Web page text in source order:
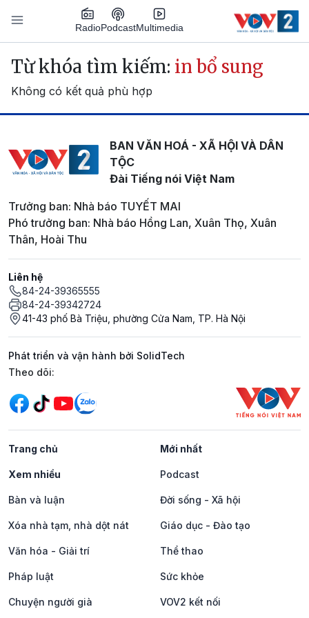
Nhảy đến nội dung
RadioPodcastMultimedia
Main navigation
Từ khóa tìm kiếm: in bổ sung
Không có kết quả phù hợp
BAN VĂN HOÁ - XÃ HỘI VÀ DÂN
TỘC
Đài Tiếng nói Việt Nam
Trưởng ban: Nhà báo TUYẾT MAI
Phó trưởng ban: Nhà báo Hồng Lan, Xuân Thọ, Xuân
Thân, Hoài Thu
Liên hệ
84-24-39365555
84-24-39342724
41-43 phố Bà Triệu, phường Cửa Nam, TP. Hà Nội
Phát triển và vận hành bởi SolidTech
Mạng xã hội
Theo dõi:
Trang chủ Mới nhất
Xem nhiều Podcast
Bàn và luận Đời sống - Xã hội
Xóa nhà tạm, nhà dột nát Giáo dục - Đào tạo
Văn hóa - Giải trí Thể thao
Pháp luật Sức khỏe
Chuyện người già VOV2 kết nối